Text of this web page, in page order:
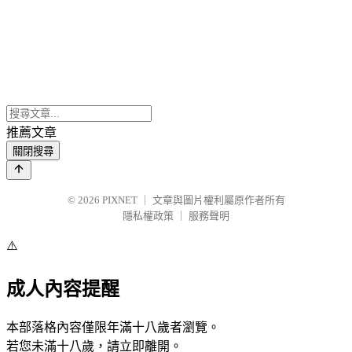
推薦文章
關閉搜尋
© 2026 PIXNET
文章與圖片權利屬原作者所有
隱私權政策
服務聲明
⚠️
成人內容提醒
本部落格內容僅限年滿十八歲者瀏覽。
若您未滿十八歲，請立即離開。